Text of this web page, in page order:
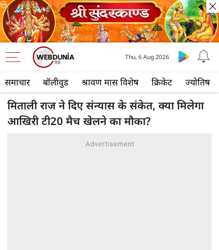
समाचार बॉलीवुड श्रावण मास विशेष क्रिकेट ज्योतिष
Thu, 6 Aug 2026
मिताली राज ने दिए संन्यास के संकेत, क्या मिलेगा
आखिरी टी20 मैच खेलने का मौका?